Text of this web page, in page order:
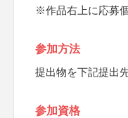
※作品右上に応募
参加方法
提出物を下記提出
参加資格